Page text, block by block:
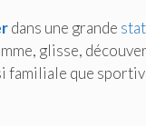
dans une grande
glisse,
que